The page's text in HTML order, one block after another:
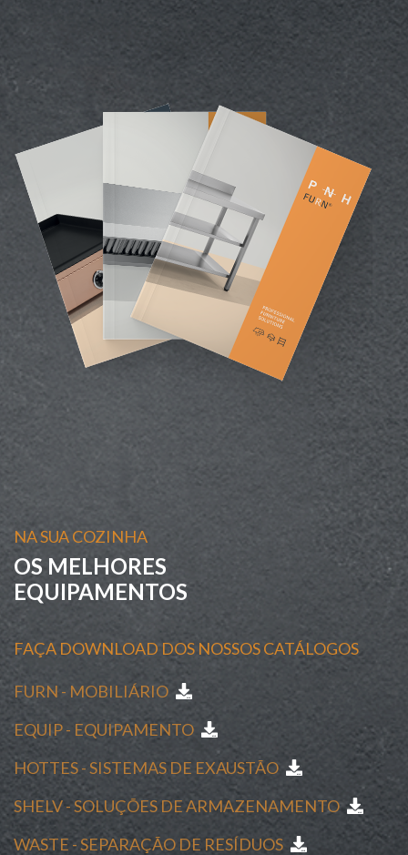
NA SUA COZINHA
OS MELHORES
EQUIPAMENTOS
FAÇA DOWNLOAD DOS NOSSOS CATÁLOGOS
FURN - MOBILIÁRIO
EQUIP - EQUIPAMENTO
HOTTES - SISTEMAS DE EXAUSTÃO
SHELV - SOLUÇÕES DE ARMAZENAMENTO
WASTE - SEPARAÇÃO DE RESÍDUOS